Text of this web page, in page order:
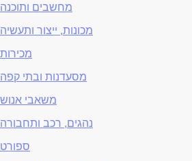
מחשבים ותוכנה
מכונות, ייצור ותעשיה
מכירות
מסעדנות ובתי קפה
משאבי אנוש
נהגים, רכב ותחבורה
ספורט